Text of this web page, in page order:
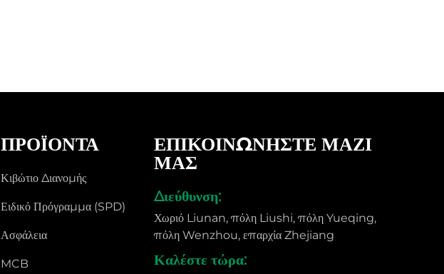
ΠΡΟΪΌΝΤΑ
Κιβώτιο Διανομής
Ειδικό Πρόγραμμα (SPD)
Ασφάλεια
MCB
ΕΠΙΚΟΙΝΩΝΗΣΤΕ ΜΑΖΙ
ΜΑΣ
Διεύθυνση:
Χωριό Liunan, πόλη Liushi, πόλη Yueqing,
πόλη Wenzhou, επαρχία Zhejiang
Καλέστε τώρα: